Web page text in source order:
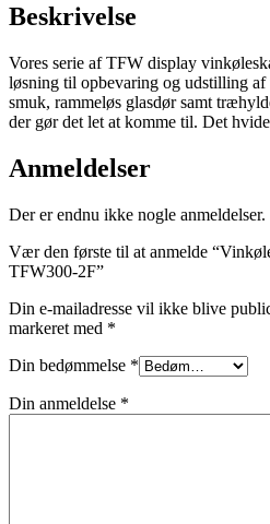
Beskrivelse
Vores serie af TFW display
løsning til opbevaring og udstilling
smuk, rammeløs glasdør samt
der gør det let at komme til. Det
Anmeldelser
Der er endnu ikke nogle anmeldelser.
Vær den første til at anmelde
TFW300-2F”
Din e-mailadresse vil ikke blive
markeret med *
Din bedømmelse *
Din anmeldelse *